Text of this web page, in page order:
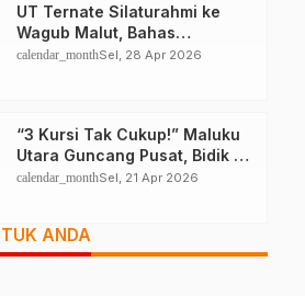
UT Ternate Silaturahmi ke
Wagub Malut, Bahas
Peningkatan SDM
calendar_monthSel, 28 Apr 2026
“3 Kursi Tak Cukup!” Maluku
Utara Guncang Pusat, Bidik 6
Kursi DPR RI
calendar_monthSel, 21 Apr 2026
ANDA